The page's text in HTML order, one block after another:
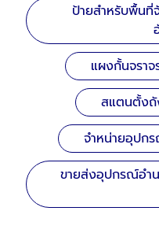
ป้ายสำหรับพื้นที่
แผงกั้นจรา
สแตนตั้งถั
จำหน่ายอุปก
ขายส่งอุปกรณ์อำ